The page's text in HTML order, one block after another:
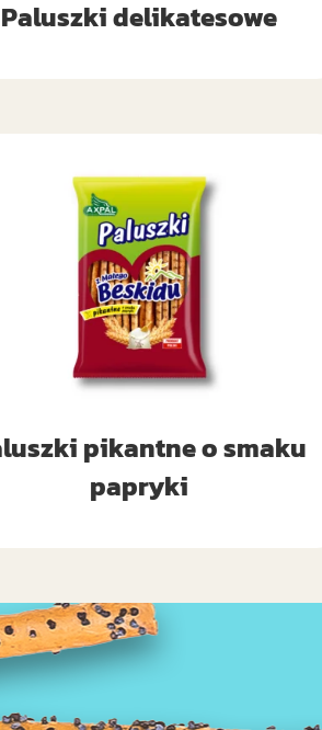
Paluszki delikatesowe
pikantne o smaku
papryki